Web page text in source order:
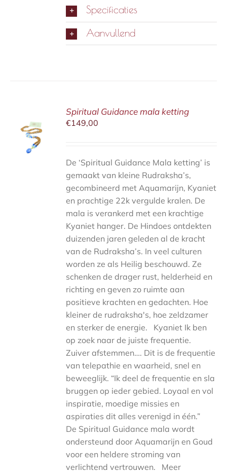
Specificaties
Aanvullend
Spiritual Guidance mala ketting
€149,00
De ‘Spiritual Guidance Mala ketting’ is
gemaakt van kleine Rudraksha’s,
gecombineerd met Aquamarijn, Kyaniet
en prachtige 22k vergulde kralen. De
mala is verankerd met een krachtige
Kyaniet hanger. De Hindoes ontdekten
duizenden jaren geleden al de kracht
van de Rudraksha’s. In veel culturen
worden ze als Heilig beschouwd. Ze
schenken de drager rust, helderheid en
richting en geven zo ruimte aan
positieve krachten en gedachten. Hoe
kleiner de rudraksha's, hoe zeldzamer
en sterker de energie. Kyaniet Ik ben
op zoek naar de juiste frequentie.
Zuiver afstemmen…. Dit is de frequentie
van telepathie en waarheid, snel en
beweeglijk. “Ik deel de frequentie en sla
bruggen op ieder gebied. Loyaal en vol
inspiratie, moedige missies en
aspiraties dit alles verenigd in één.”
De Spiritual Guidance mala wordt
ondersteund door Aquamarijn en Goud
voor een heldere stroming van
verlichtend vertrouwen. Meer